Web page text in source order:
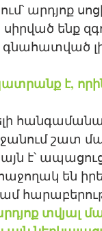
արդյոք
ենք
է,
շատ
այն է՝
են
տվյալ